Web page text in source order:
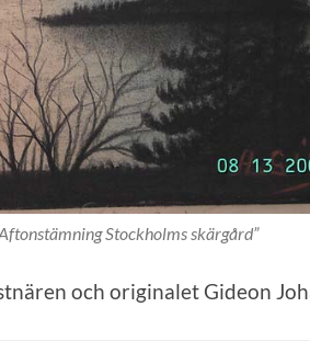
Stockholms skärgård”
och originalet Gideon